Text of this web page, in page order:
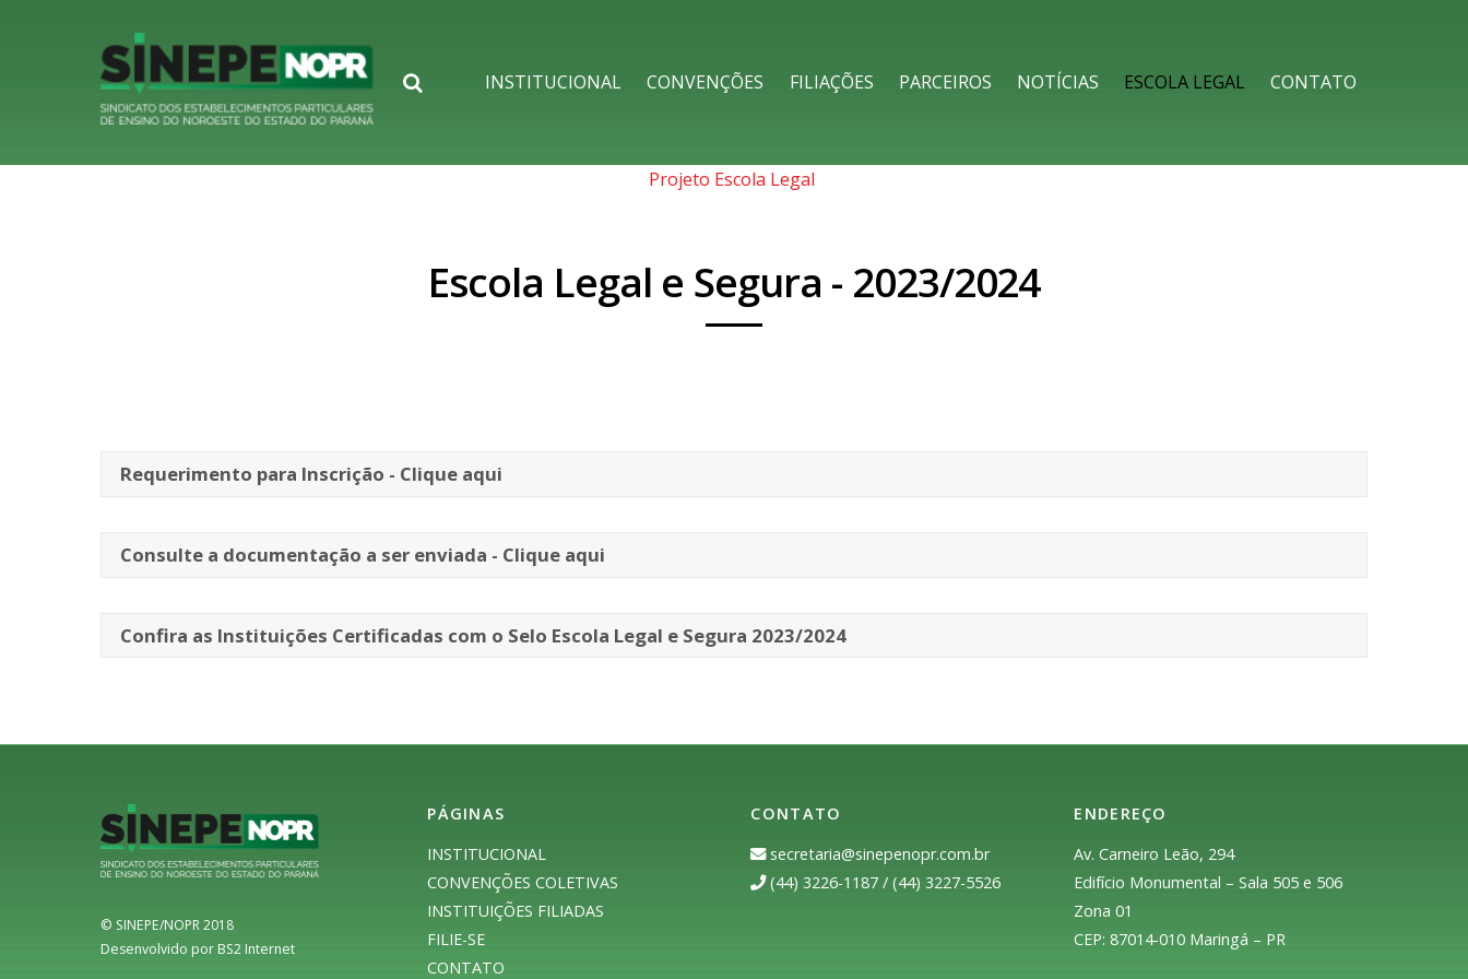
SearchINSTITUCIONAL CONVENÇÕES FILIAÇÕES PARCEIROS NOTÍCIAS ESCOLA LEGAL CONTATO
Projeto Escola Legal
Escola Legal e Segura - 2023/2024
Requerimento para Inscrição - Clique aqui
Consulte a documentação a ser enviada - Clique aqui
Confira as Instituições Certificadas com o Selo Escola Legal e Segura 2023/2024
© SINEPE/NOPR 2018
Desenvolvido por BS2 Internet
PÁGINAS
INSTITUCIONAL
CONVENÇÕES COLETIVAS
INSTITUIÇÕES FILIADAS
FILIE-SE
CONTATO
CONTATO
secretaria@sinepenopr.com.br
(44) 3226-1187 / (44) 3227-5526
ENDEREÇO
Av. Carneiro Leão, 294
Edifício Monumental – Sala 505 e 506
Zona 01
CEP: 87014-010 Maringá – PR